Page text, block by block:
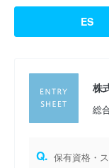
ES
株
総
Q. 保有資格・